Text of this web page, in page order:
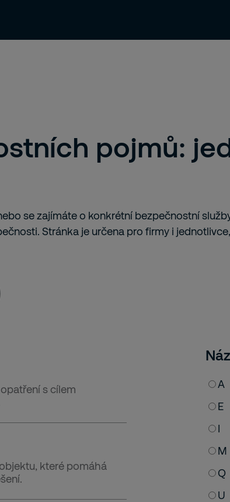
Kontakty a podpora Kariéra
pojmů:
se zajímáte o konkrétní bezpečnostní
Stránka je určena pro firmy i
s cílem
které pomáhá
A
E
I
M
Q
U